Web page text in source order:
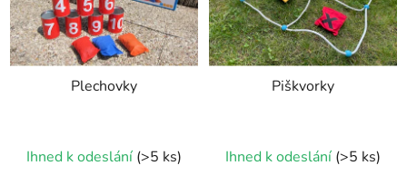
r
o
d
s
p
r
Plechovky
Ihned k odeslání (>5 ks)
Piškvorky
Ihned k odeslání (>5 ks)